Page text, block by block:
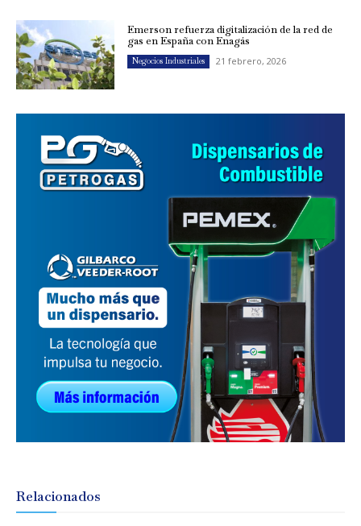
Emerson refuerza digitalización de la red de
gas en España con Enagás
Negocios Industriales 21 febrero, 2026
Relacionados